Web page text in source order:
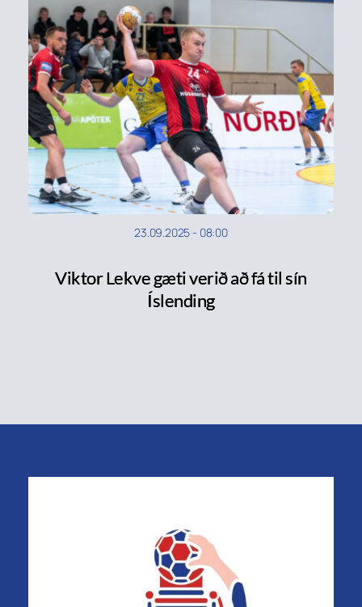
23.09.2025 - 08:00
Viktor Lekve gæti verið að fá til sín
Íslending